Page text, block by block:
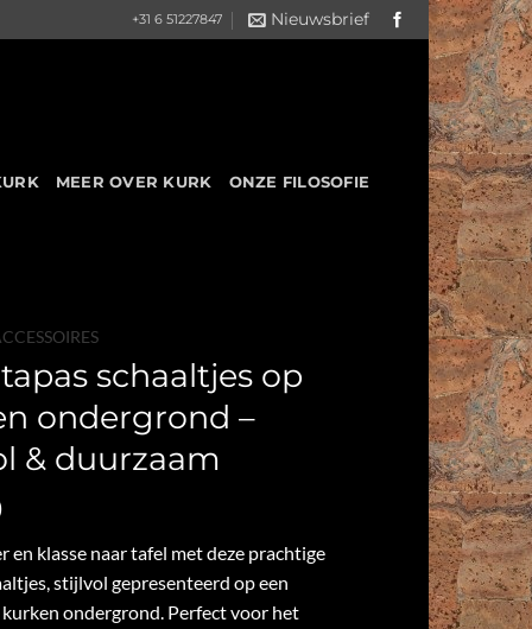
+31 6 51227847 Nieuwsbrief
MEER OVER KURK ONZE FILOSOFIE
schaaltjes op
ondergrond –
& duurzaam
en klasse naar tafel met deze prachtige
stijlvol gepresenteerd op een
ondergrond. Perfect voor het